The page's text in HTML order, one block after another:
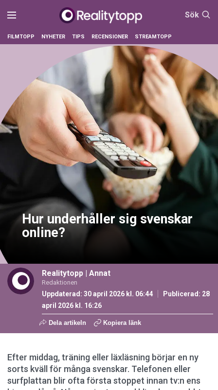
Sök
FILMTOPP NYHETER TIPS RECENSIONER STREAMTOPP
Hur underhåller sig svenskar
online?
Realitytopp | Annat
Redaktionen
Uppdaterad: 30 april 2026 kl. 06:44 Publicerad: 28
april 2026 kl. 16:26
Dela artikeln Kopiera länk
Efter middag, träning eller läxläsning börjar en ny
sorts kväll för många svenskar. Telefonen eller
surfplattan blir ofta första stoppet innan tv:n ens